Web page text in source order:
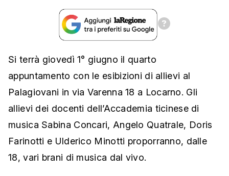
Si terrà giovedì 1° giugno il quarto
appuntamento con le esibizioni di allievi al
Palagiovani in via Varenna 18 a Locarno. Gli
allievi dei docenti dell’Accademia ticinese di
musica Sabina Concari, Angelo Quatrale, Doris
Farinotti e Ulderico Minotti proporranno, dalle
18, vari brani di musica dal vivo.